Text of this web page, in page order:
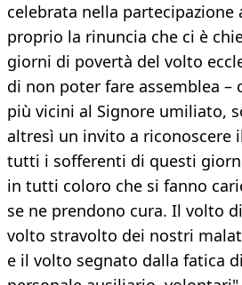
celebrata nella
proprio la rinuncia che ci è
giorni di povertà del volto
di non poter fare assemblea –
più vicini al Signore umiliato,
altresì un invito a riconoscere
tutti i sofferenti di questi
in tutti coloro che si fanno
se ne prendono cura. Il volto
volto stravolto dei nostri
e il volto segnato dalla fatica